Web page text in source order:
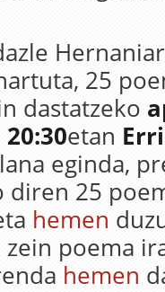
25
dastatzeko
20:30etan
eginda,
25
hemen
poema
hemen